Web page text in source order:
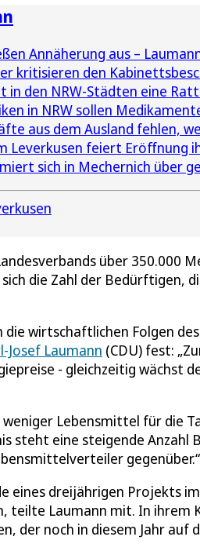
Annäherung aus –
kritisieren den
in den NRW-Städten eine
in NRW sollen
aus dem Ausland fehlen,
Leverkusen feiert Eröffnung
sich in Mechernich über
über 350.000
die Zahl der Bedürftigen,
wirtschaftlichen Folgen
Josef Laumann (CDU) fest:
- gleichzeitig wächst
Lebensmittel für die
steht eine steigende
gegenüber.“
eines dreijährigen Projekts
teilte Laumann mit. In ihrem
der noch in diesem Jahr auf